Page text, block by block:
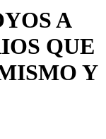
A
QUE
Y